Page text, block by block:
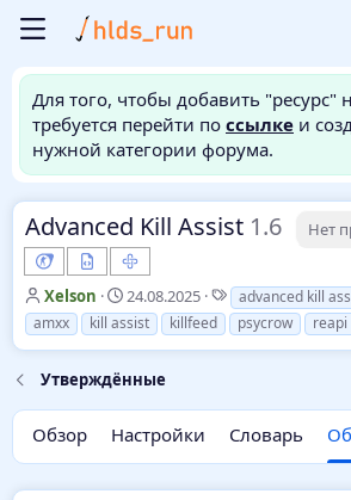
Для того, чтобы добавить "ресурс"
требуется перейти по ссылке и
нужной категории форума.
Advanced Kill Assist 1.6 Нет
А
в
т
р
е
м
ы
Xelson
Д
а
т
н
а
л
а
24.08.2025
Т
е
г
advanced kill
amxx
kill assist killfeed psycrow reapi
Утверждённые
Обзор Настройки Словарь